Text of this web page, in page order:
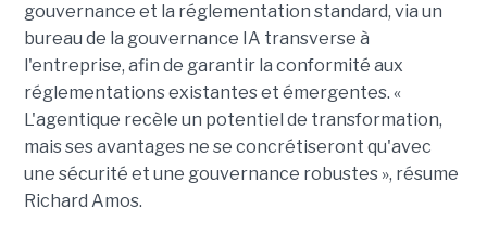
gouvernance et la réglementation standard, via un
bureau de la gouvernance IA transverse à
l'entreprise, afin de garantir la conformité aux
réglementations existantes et émergentes. «
L'agentique recèle un potentiel de transformation,
mais ses avantages ne se concrétiseront qu'avec
une sécurité et une gouvernance robustes », résume
Richard Amos.